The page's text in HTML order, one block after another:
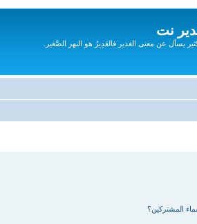
نت
يسأل عن معنى الغدير فالغَدِيرُ هو النهر الصَّغير.
المشتركين؟